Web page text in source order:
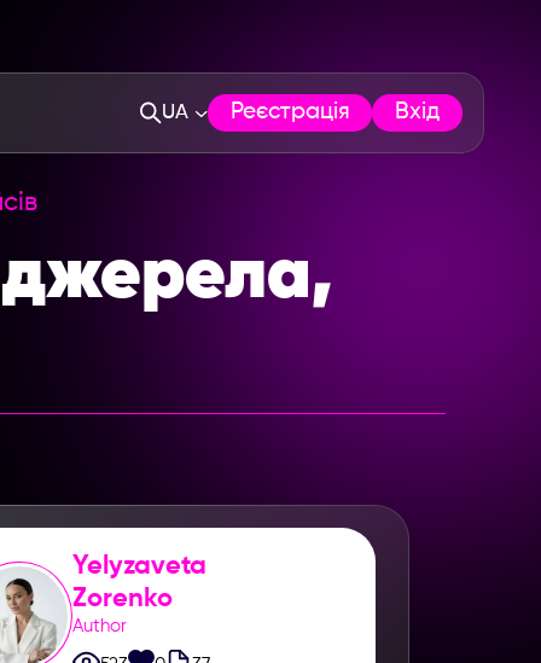
UA Реєстрація Вхід
джерела,
Yelyzaveta
Zorenko
Author